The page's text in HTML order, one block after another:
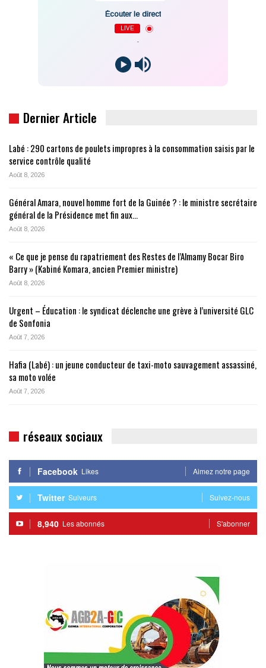
Écouter le direct
LIVE
Dernier Article
Labé : 290 cartons de poulets impropres à la consommation saisis par le
service contrôle qualité
Août 8, 2026
Général Amara, nouvel homme fort de la Guinée ? : le ministre secrétaire
général de la Présidence met fin aux…
Août 8, 2026
« Ce que je pense du rapatriement des Restes de l’Almamy Bocar Biro
Barry » (Kabiné Komara, ancien Premier ministre)
Août 8, 2026
Urgent – Éducation : le syndicat déclenche une grève à l’université GLC
de Sonfonia
Août 7, 2026
Hafia (Labé) : un jeune conducteur de taxi-moto sauvagement assassiné,
sa moto volée
Août 7, 2026
réseaux sociaux
Facebook Likes Aimez notre page
Twitter Suiveurs Suivez-nous
8,940 Les abonnés S'abonner